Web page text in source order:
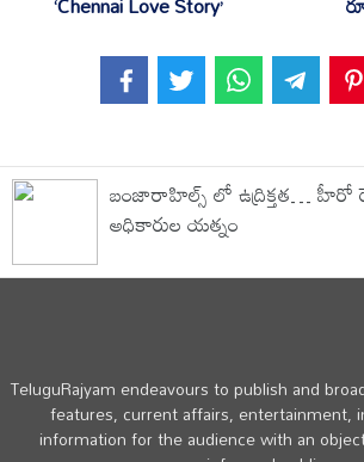
బంజారాహిల్స్ లో ఉద్రిక్తత… హీరో
అధికారుల యత్నం
TeluguRajyam endeavours to publish and
features, current affairs, entertainment,
information for the audience with an